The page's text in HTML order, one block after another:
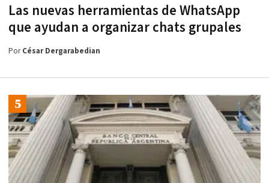
Las nuevas herramientas de WhatsApp
que ayudan a organizar chats grupales
PorCésar Dergarabedian